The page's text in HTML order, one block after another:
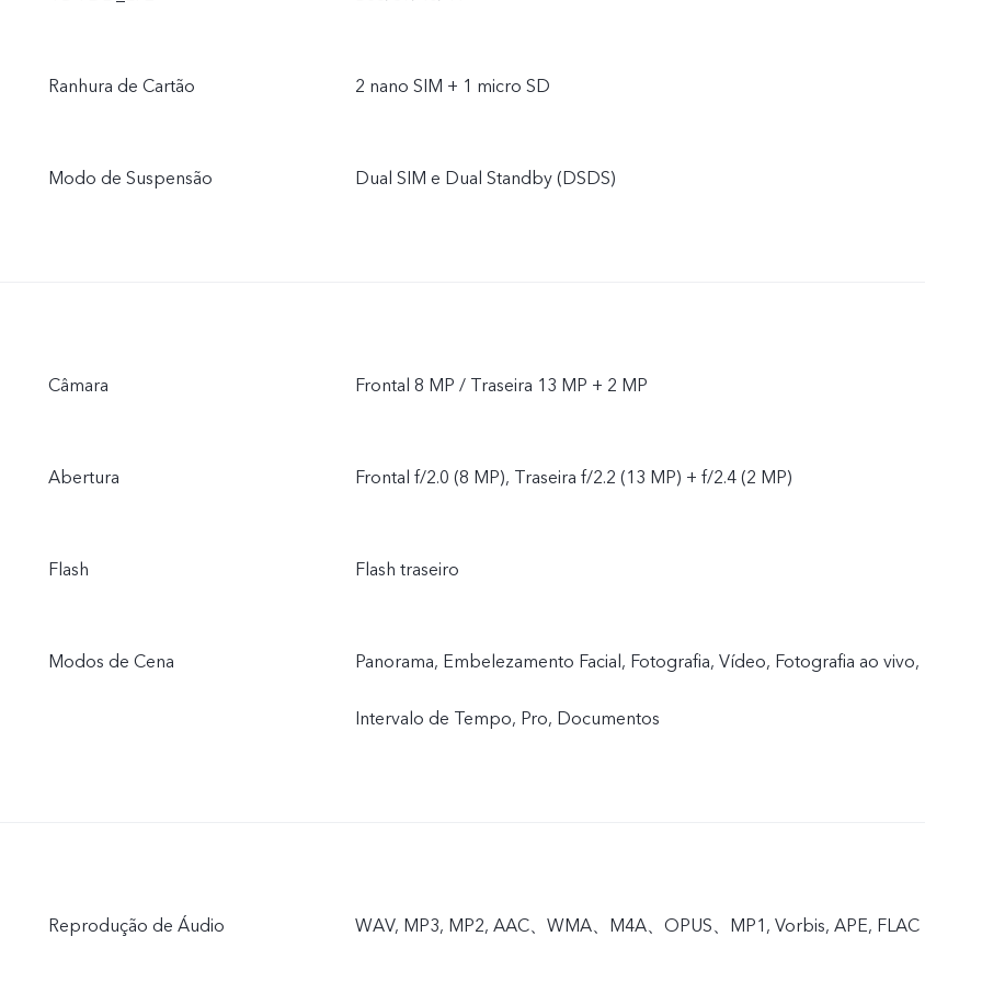
Ranhura de Cartão 2 nano SIM + 1 micro SD
Modo de Suspensão Dual SIM e Dual Standby (DSDS)
Câmara Frontal 8 MP / Traseira 13 MP + 2 MP
Abertura Frontal f/2.0 (8 MP), Traseira f/2.2 (13 MP) + f/2.4 (2 MP)
Flash Flash traseiro
Modos de Cena Panorama, Embelezamento Facial, Fotografia, Vídeo, Fotografia ao vivo,
Intervalo de Tempo, Pro, Documentos
Reprodução de Áudio WAV, MP3, MP2, AAC、WMA、M4A、OPUS、MP1, Vorbis, APE, FLAC